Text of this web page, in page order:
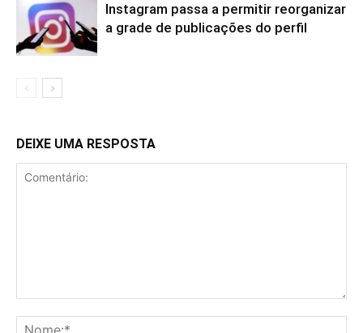
Instagram passa a permitir reorganizar
a grade de publicações do perfil
DEIXE UMA RESPOSTA